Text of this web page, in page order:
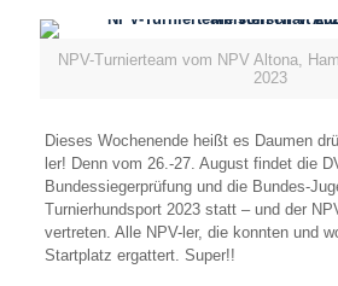
NPV-Turnierteam vom NPV Altona,
2023
Dieses Wochenende heißt es Daumen
ler! Denn vom 26.-27. August findet die
Bundessiegerprüfung und die Bundes-
Turnierhundsport 2023 statt – und der
vertreten. Alle NPV-ler, die konnten und
Startplatz ergattert. Super!!